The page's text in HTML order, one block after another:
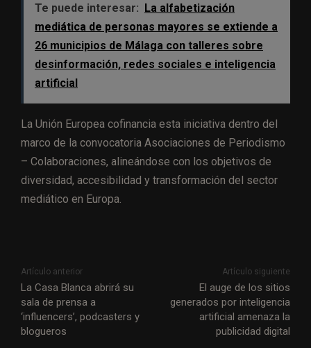
Te puede interesar: La alfabetización
mediática de personas mayores se extiende a
26 municipios de Málaga con talleres sobre
desinformación, redes sociales e inteligencia
artificial
La Unión Europea cofinancia esta iniciativa dentro del
marco de la convocatoria Asociaciones de Periodismo
– Colaboraciones, alineándose con los objetivos de
diversidad, accesibilidad y transformación del sector
mediático en Europa.
Artículo anterior
La Casa Blanca abrirá su
sala de prensa a
‘influencers’, podcasters y
blogueros
Artículo siguiente
El auge de los sitios
generados por inteligencia
artificial amenaza la
publicidad digital